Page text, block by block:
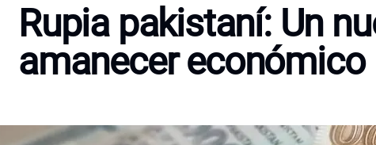
Rupia pakistaní: Un
amanecer económico